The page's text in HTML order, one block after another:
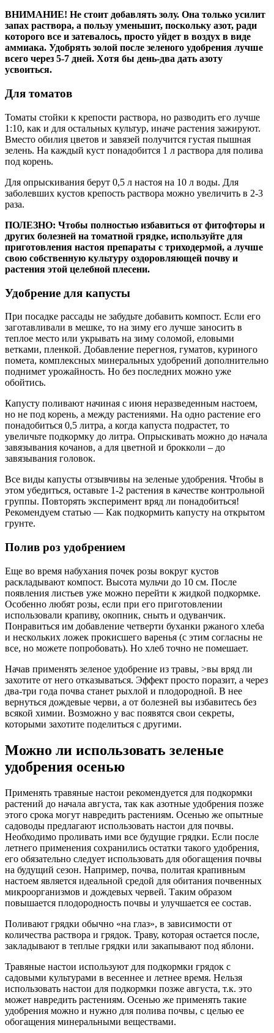
ВНИМАНИЕ! Не стоит добавлять золу. Она только усилит
запах раствора, а пользу уменьшит, поскольку азот, ради
которого все и затевалось, просто уйдет в воздух в виде
аммиака. Удобрять золой после зеленого удобрения лучше
всего через 5-7 дней. Хотя бы день-два дать азоту
усвоиться.
Для томатов
Томаты стойки к крепости раствора, но разводить его лучше
1:10, как и для остальных культур, иначе растения зажируют.
Вместо обилия цветов и завязей получится густая пышная
зелень. На каждый куст понадобится 1 л раствора для полива
под корень.
Для опрыскивания берут 0,5 л настоя на 10 л воды. Для
заболевших кустов крепость раствора можно увеличить в 2-3
раза.
ПОЛЕЗНО: Чтобы полностью избавиться от фитофторы и
других болезней на томатной грядке, используйте для
приготовления настоя препараты с триходермой, а лучше
свою собственную культуру оздоровляющей почву и
растения этой целебной плесени.
Удобрение для капусты
При посадке рассады не забудьте добавить компост. Если его
заготавливали в мешке, то на зиму его лучше заносить в
теплое место или укрывать на зиму соломой, еловыми
ветками, пленкой. Добавление перегноя, гуматов, куриного
помета, комплексных минеральных удобрений дополнительно
поднимет урожайность. Но без последних можно уже
обойтись.
Капусту поливают начиная с июня неразведенным настоем,
но не под корень, а между растениями. На одно растение его
понадобиться 0,5 литра, а когда капуста подрастет, то
увеличьте подкормку до литра. Опрыскивать можно до начала
завязывания кочанов, а для цветной и брокколи – до
завязывания головок.
Все виды капусты отзывчивы на зеленые удобрения. Чтобы в
этом убедиться, оставьте 1-2 растения в качестве контрольной
группы. Повторять эксперимент вряд ли понадобиться!
Рекомендуем статью — Как подкормить капусту на открытом
грунте.
Полив роз удобрением
Еще во время набухания почек розы вокруг кустов
раскладывают компост. Высота мульчи до 10 см. После
появления листьев уже можно перейти к жидкой подкормке.
Особенно любят розы, если при его приготовлении
использовали крапиву, окопник, сныть и одуванчик.
Понравиться им добавление четверти буханки ржаного хлеба
и нескольких ложек прокисшего варенья (с этим согласны не
все, но можете попробовать). Но хлеб точно не помешает.
Начав применять зеленое удобрение из травы, >вы вряд ли
захотите от него отказываться. Эффект просто поразит, а через
два-три года почва станет рыхлой и плодородной. В нее
вернуться дождевые черви, а от болезней вы избавитесь без
всякой химии. Возможно у вас появятся свои секреты,
которыми захотите поделиться с другими.
Можно ли использовать зеленые
удобрения осенью
Применять травяные настои рекомендуется для подкормки
растений до начала августа, так как азотные удобрения позже
этого срока могут навредить растениям. Осенью же опытные
садоводы предлагают использовать настои для почвы.
Необходимо проливать ими все будущие грядки. Если после
летнего применения сохранились остатки такого удобрения,
его обязательно следует использовать для обогащения почвы
на будущий сезон. Например, почва, политая крапивным
настоем является идеальной средой для обитания почвенных
микроорганизмов и дождевых червей. Таким образом
повышается плодородность почвы и улучшается ее состав.
Поливают грядки обычно «на глаз», в зависимости от
количества раствора и грядок. Траву, которая остается после,
закладывают в теплые грядки или закапывают под яблони.
Травяные настои используют для подкормки грядок с
садовыми культурами в весеннее и летнее время. Нельзя
использовать настои для подкормки позже августа, т.к. это
может навредить растениям. Осенью же применять такие
удобрения можно и нужно для полива почвы, с целью ее
обогащения минеральными веществами.